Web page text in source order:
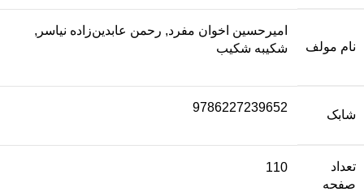
نام مولف
امیرحسین اخوان مفرد, رحمن عابدین‌زاده نیاسر,
شکیبه شکیب
شابک
9786227239652
تعداد
صفحه
110